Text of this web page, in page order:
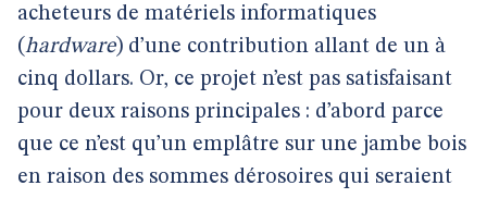
acheteurs de matériels informatiques
(hardware) d’une contribution allant de un à
cinq dollars. Or, ce projet n’est pas satisfaisant
pour deux raisons principales : d’abord parce
que ce n’est qu’un emplâtre sur une jambe bois
en raison des sommes dérosoires qui seraient